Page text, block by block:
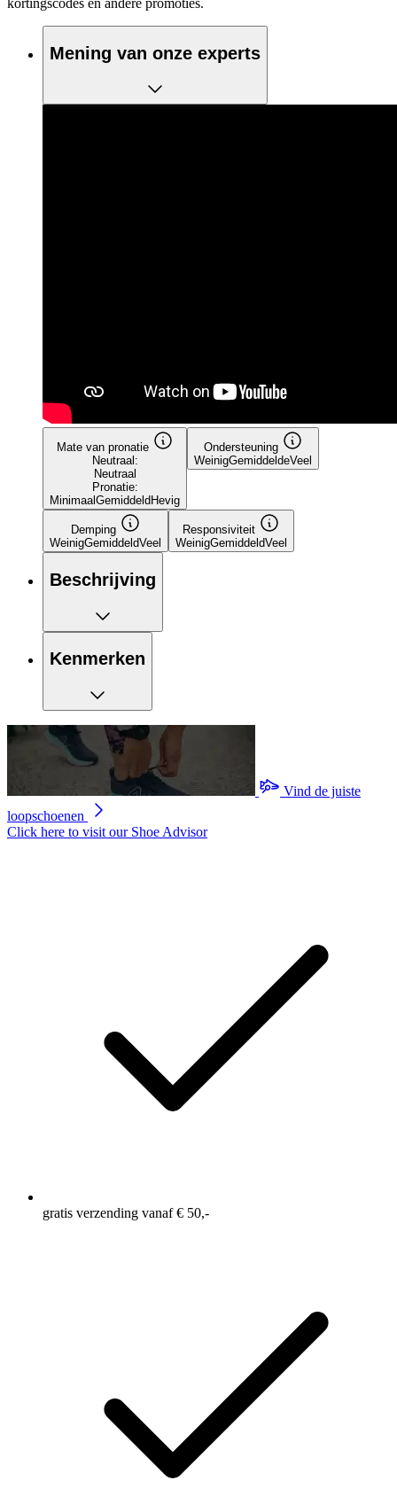
kortingscodes en andere promoties.
Mening van onze experts
Mate van pronatie
Neutraal:
Neutraal
Pronatie:
MinimaalGemiddeld Hevig
Ondersteuning
WeinigGemiddeldeVeel
Demping
WeinigGemiddeldVeel
Responsiviteit
WeinigGemiddeldVeel
Beschrijving
Kenmerken
Vind de juiste
loopschoenen
Click here to visit our Shoe Advisor
gratis verzending vanaf € 50,-